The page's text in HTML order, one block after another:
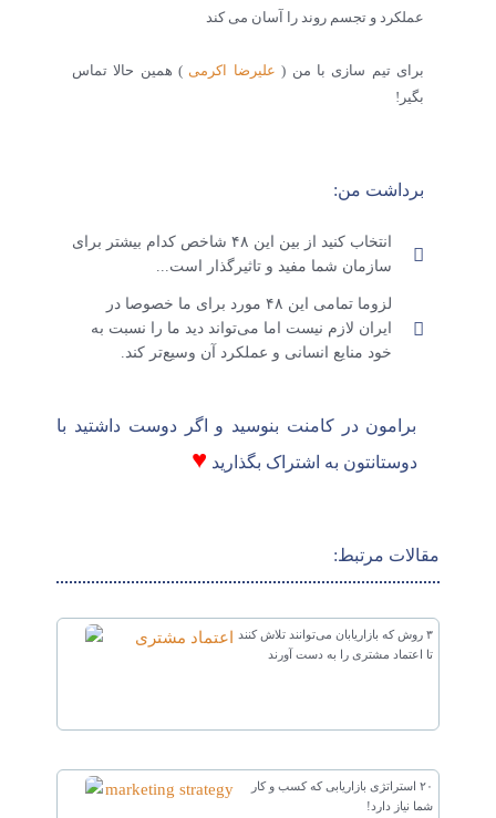
عملکرد و تجسم روند را آسان می کند
برای تیم سازی با من ( علیرضا اکرمی ) همین حالا تماس
بگیر!
برداشت من:
انتخاب کنید از بین این ۴۸ شاخص کدام بیشتر برای
سازمان شما مفید و تاثیرگذار است...
لزوما تمامی این ۴۸ مورد برای ما خصوصا در
ایران لازم نیست اما می‌تواند دید ما را نسبت به
خود منایع انسانی و عملکرد آن وسیع‌تر کند.
برامون در کامنت بنوسید و اگر دوست داشتید با
دوستانتون به اشتراک بگذارید ♥
مقالات مرتبط:
۳ روش که بازاریابان می‌توانند تلاش کنند
تا اعتماد مشتری را به دست آورند
۲۰ استراتژی بازاریابی که کسب و کار
شما نیاز دارد!